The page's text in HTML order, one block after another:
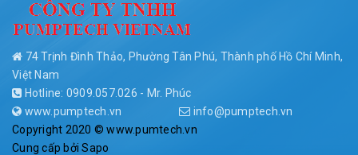
74 Trịnh Đình Thảo, Phường Tân Phú, Thành phố Hồ Chí Minh,
Việt Nam
Hotline: 0909.057.026 - Mr. Phúc
www.pumptech.vn
info@pumptech.vn
Copyright 2020 © www.pumtech.vn
Cung cấp bởiSapo